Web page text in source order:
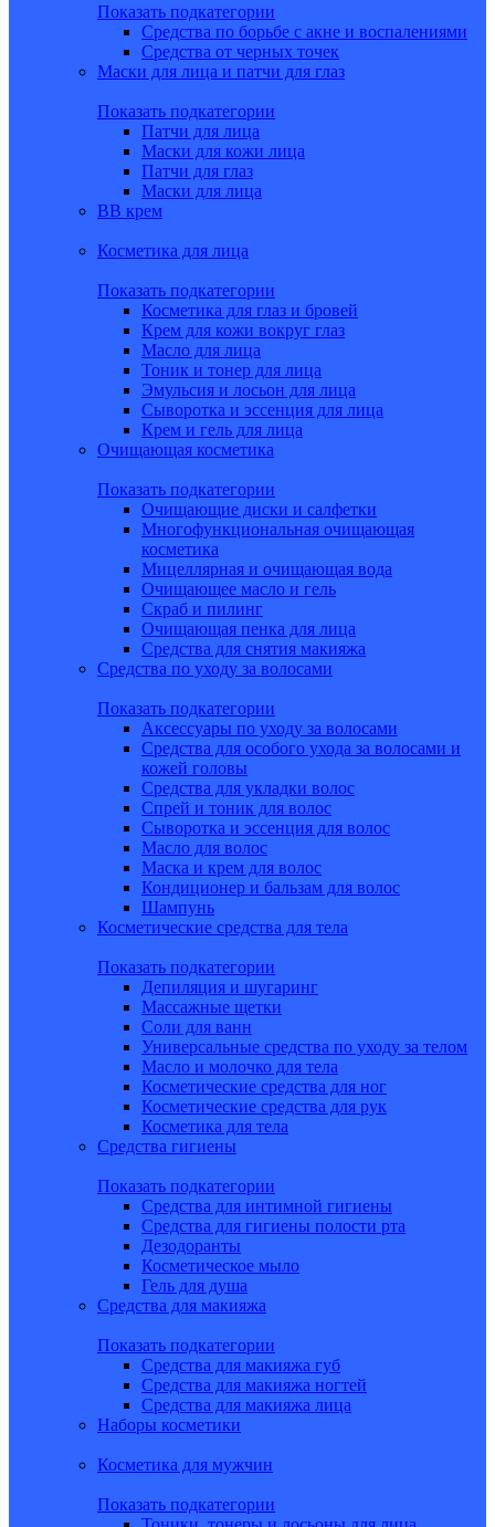
Показать подкатегории
Средства по борьбе с акне и воспалениями
Средства от черных точек
Маски для лица и патчи для глаз
Показать подкатегории
Патчи для лица
Маски для кожи лица
Патчи для глаз
Маски для лица
BB крем
Косметика для лица
Показать подкатегории
Косметика для глаз и бровей
Крем для кожи вокруг глаз
Масло для лица
Тоник и тонер для лица
Эмульсия и лосьон для лица
Сыворотка и эссенция для лица
Крем и гель для лица
Очищающая косметика
Показать подкатегории
Очищающие диски и салфетки
Многофункциональная очищающая
косметика
Мицеллярная и очищающая вода
Очищающее масло и гель
Скраб и пилинг
Очищающая пенка для лица
Средства для снятия макияжа
Средства по уходу за волосами
Показать подкатегории
Аксессуары по уходу за волосами
Средства для особого ухода за волосами и
кожей головы
Средства для укладки волос
Спрей и тоник для волос
Сыворотка и эссенция для волос
Масло для волос
Маска и крем для волос
Кондиционер и бальзам для волос
Шампунь
Косметические средства для тела
Показать подкатегории
Депиляция и шугаринг
Массажные щетки
Соли для ванн
Универсальные средства по уходу за телом
Масло и молочко для тела
Косметические средства для ног
Косметические средства для рук
Косметика для тела
Средства гигиены
Показать подкатегории
Средства для интимной гигиены
Средства для гигиены полости рта
Дезодоранты
Косметическое мыло
Гель для душа
Средства для макияжа
Показать подкатегории
Средства для макияжа губ
Средства для макияжа ногтей
Средства для макияжа лица
Наборы косметики
Косметика для мужчин
Показать подкатегории